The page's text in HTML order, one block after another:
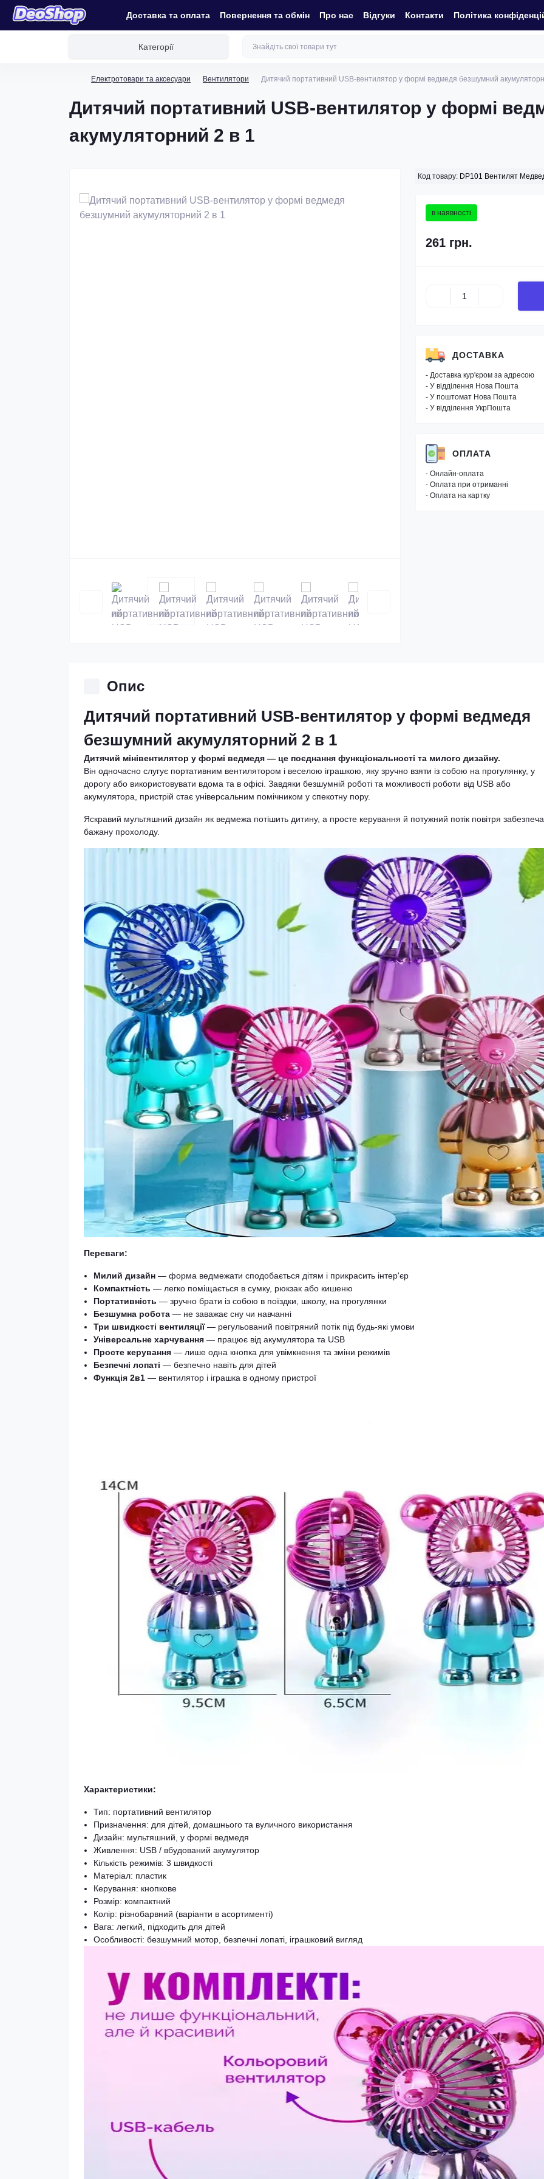
Доставка та оплата Повернення та обмін Про нас Відгуки Контакти Політика
Категорії
Електротовари та аксесуари Вентилятори Дитячий портативний USB-вентилятор у формі ведмедя безшумний
Дитячий портативний USB-вентилятор у формі
акумуляторний 2 в 1
Код товару: DP101 Вентилят
в наявності
261 грн.
ДОСТАВКА
- Доставка кур'єром за адресою
- У відділення Нова Пошта
- У поштомат Нова Пошта
- У відділення УкрПошта
ОПЛАТА
- Онлайн-оплата
- Оплата при отриманні
- Оплата на картку
Опис
Дитячий портативний USB-вентилятор у формі ведмедя
безшумний акумуляторний 2 в 1
Дитячий мінівентилятор у формі ведмедя — це поєднання функціональності та милого дизайну.
Він одночасно слугує портативним вентилятором і веселою іграшкою, яку зручно взяти із собою на прогулянку, у
дорогу або використовувати вдома та в офісі. Завдяки безшумній роботі та можливості роботи від USB або
акумулятора, пристрій стає універсальним помічником у спекотну пору.
Яскравий мультяшний дизайн як ведмежа потішить дитину, а просте керування й потужний потік повітря
бажану прохолоду.
Переваги:
Милий дизайн — форма ведмежати сподобається дітям і прикрасить інтер'єр
Компактність — легко поміщається в сумку, рюкзак або кишеню
Портативність — зручно брати із собою в поїздки, школу, на прогулянки
Безшумна робота — не заважає сну чи навчанні
Три швидкості вентиляції— регульований повітряний потік під будь-які умови
Універсальне харчування — працює від акумулятора та USB
Просте керування — лише одна кнопка для увімкнення та зміни режимів
Безпечні лопаті — безпечно навіть для дітей
Функція 2в1 — вентилятор і іграшка в одному пристрої
Характеристики:
Тип: портативний вентилятор
Призначення: для дітей, домашнього та вуличного використання
Дизайн: мультяшний, у формі ведмедя
Живлення: USB / вбудований акумулятор
Кількість режимів: 3 швидкості
Матеріал: пластик
Керування: кнопкове
Розмір: компактний
Колір: різнобарвний (варіанти в асортименті)
Вага: легкий, підходить для дітей
Особливості: безшумний мотор, безпечні лопаті, іграшковий вигляд